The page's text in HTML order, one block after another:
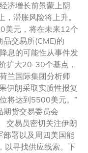
济增长前景蒙上阴
滞胀风险将上升。
美元，将在未来12个
交易所(CME)的
息的可能性从事件发
扩大20-30个基点，
兰国际集团分析师
伊朗采取实质性报复
将达到5500美元。”
期货交易委员会
交易员密切关注伊朗
部署以及周四美国能
以寻找供应线索。下